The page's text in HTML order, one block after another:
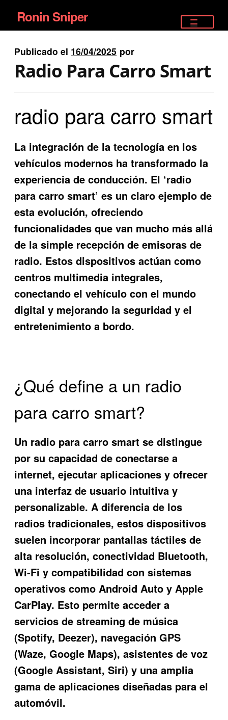
Ir
a
la
navegación
Ir
al
contenido
Ronin Sniper
EQUIPAMIENTO ÉLITE
RIFLES DEPORTIVOS
SATELITALES
Publicado el 16/04/2025 por
Radio Para Carro Smart
radio para carro smart
La integración de la tecnología en los
vehículos modernos ha transformado la
experiencia de conducción. El ‘radio
para carro smart’ es un claro ejemplo de
esta evolución, ofreciendo
funcionalidades que van mucho más allá
de la simple recepción de emisoras de
radio. Estos dispositivos actúan como
centros multimedia integrales,
conectando el vehículo con el mundo
digital y mejorando la seguridad y el
entretenimiento a bordo.
¿Qué define a un radio
para carro smart?
Un radio para carro smart se distingue
por su capacidad de conectarse a
internet, ejecutar aplicaciones y ofrecer
una interfaz de usuario intuitiva y
personalizable. A diferencia de los
radios tradicionales, estos dispositivos
suelen incorporar pantallas táctiles de
alta resolución, conectividad Bluetooth,
Wi-Fi y compatibilidad con sistemas
operativos como Android Auto y Apple
CarPlay. Esto permite acceder a
servicios de streaming de música
(Spotify, Deezer), navegación GPS
(Waze, Google Maps), asistentes de voz
(Google Assistant, Siri) y una amplia
gama de aplicaciones diseñadas para el
automóvil.